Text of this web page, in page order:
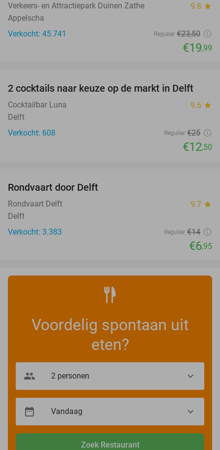
Verkeers- en Attractiepark Duinen Zathe 9.8 star
Appelscha
Verkocht: 45.741
Regulier €23,50
€19,99
50%
2 cocktails naar keuze op de markt in Delft
Cocktailbar Luna 9.6 star
Delft
Verkocht: 608
Regulier €25
€12,50
Rondvaart door Delft
Rondvaart Delft 9.7 star
Delft
Verkocht: 3.383
Regulier €14
€6,95
Voordelig spontaan uit
eten?
Zoek Restaurant